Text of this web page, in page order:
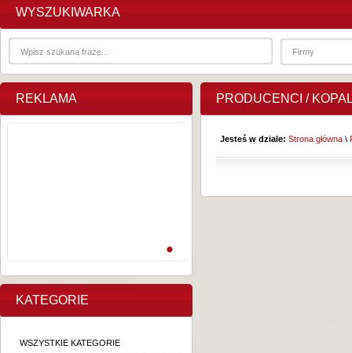
WYSZUKIWARKA
REKLAMA
KATEGORIE
WSZYSTKIE KATEGORIE
PRODUCENCI /
Jesteś w dziale: Strona główna \